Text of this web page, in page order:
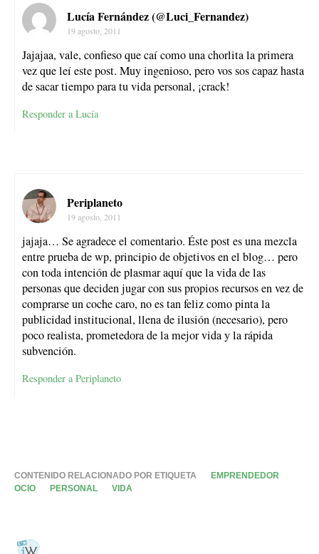
Lucía Fernández (@Luci_Fernandez)
19 agosto, 2011
Jajajaa, vale, confieso que caí como una chorlita la primera
vez que leí este post. Muy ingenioso, pero vos sos capaz hasta
de sacar tiempo para tu vida personal, ¡crack!
Responder a Lucía
Periplaneto
19 agosto, 2011
jajaja… Se agradece el comentario. Éste post es una mezcla
entre prueba de wp, principio de objetivos en el blog… pero
con toda intención de plasmar aquí que la vida de las
personas que deciden jugar con sus propios recursos en vez de
comprarse un coche caro, no es tan feliz como pinta la
publicidad institucional, llena de ilusión (necesario), pero
poco realista, prometedora de la mejor vida y la rápida
subvención.
Responder a Periplaneto
CONTENIDO RELACIONADO POR ETIQUETA
EMPRENDEDOR
OCIO
PERSONAL VIDA